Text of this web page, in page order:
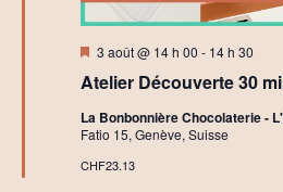
Atelier Découverte 30
Mis
avant
3 août @ 14 h 00 - 14 h 30
La Bonbonnière Chocolaterie -
Fatio 15, Genève, Suisse
CHF23.13